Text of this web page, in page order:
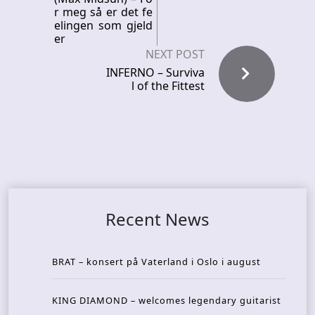
r meg så er det fe
elingen som gjeld
er
NEXT POST
INFERNO – Surviva
l of the Fittest
Recent News
BRAT – konsert på Vaterland i Oslo i august
KING DIAMOND – welcomes legendary guitarist